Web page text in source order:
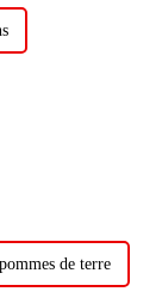
de terre